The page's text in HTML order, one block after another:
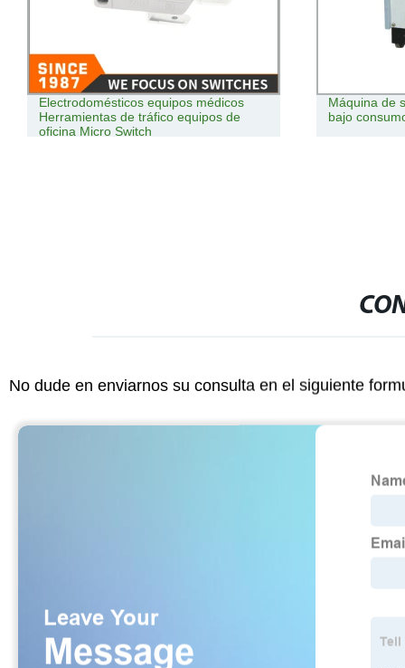
Electrodomésticos equipos médicos
Herramientas de tráfico equipos de
oficina Micro Switch
Máquina de
bajo
No dude en enviarnos su consulta en el siguiente